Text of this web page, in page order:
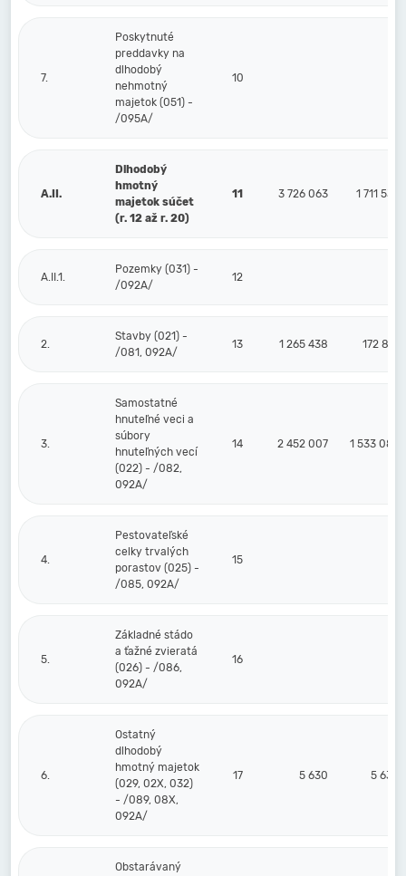
7.
Poskytnuté
preddavky na
dlhodobý
nehmotný
majetok (051) -
/095A/
10
A.II.
Dlhodobý
hmotný
majetok súčet
(r. 12 až r. 20)
11 3 726 063 1 711 533
A.II.1.
Pozemky (031) -
/092A/
12
2.
Stavby (021) -
/081, 092A/
13 1 265 438 172 814
3.
Samostatné
hnuteľné veci a
súbory
hnuteľných vecí
(022) - /082,
092A/
14 2 452 007 1 533 089
4.
Pestovateľské
celky trvalých
porastov (025) -
/085, 092A/
15
5.
Základné stádo
a ťažné zvieratá
(026) - /086,
092A/
16
6.
Ostatný
dlhodobý
hmotný majetok
(029, 02X, 032)
- /089, 08X,
092A/
17 5 630 5 630
Obstarávaný